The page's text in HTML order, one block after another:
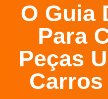
O Guia
Para
Peças